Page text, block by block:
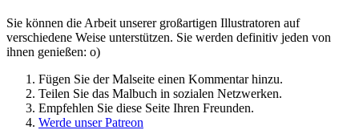
Sie können die Arbeit unserer großartigen Illustratoren auf
verschiedene Weise unterstützen. Sie werden definitiv jeden von
ihnen genießen: o)
Fügen Sie der Malseite einen Kommentar hinzu.
Teilen Sie das Malbuch in sozialen Netzwerken.
Empfehlen Sie diese Seite Ihren Freunden.
Werde unser Patreon